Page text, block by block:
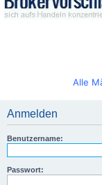
Alle
Anmelden
Benutzername:
Passwort: